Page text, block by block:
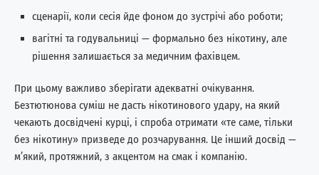
сценарії, коли сесія йде фоном до зустрічі або роботи;
вагітні та годувальниці — формально без нікотину, але
рішення залишається за медичним фахівцем.
При цьому важливо зберігати адекватні очікування.
Безтютюнова суміш не дасть нікотинового удару, на який
чекають досвідчені курці, і спроба отримати «те саме, тільки
без нікотину» призведе до розчарування. Це інший досвід —
м’який, протяжний, з акцентом на смак і компанію.